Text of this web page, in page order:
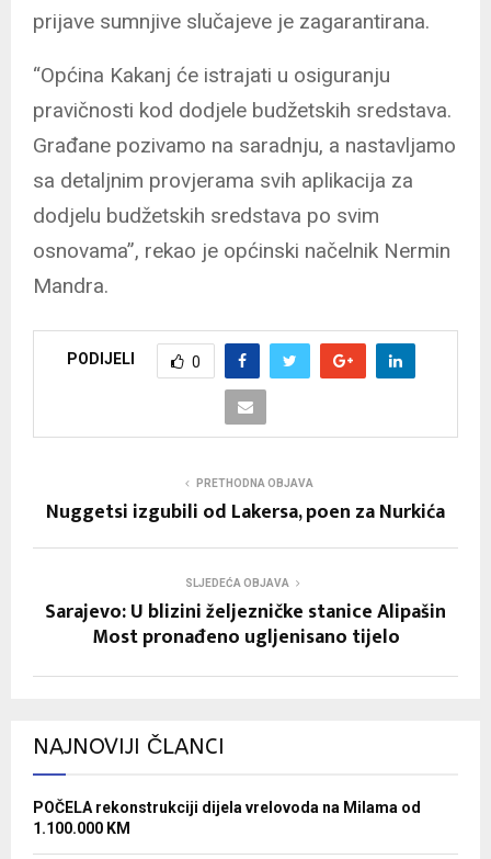
prijave sumnjive slučajeve je zagarantirana.
“Općina Kakanj će istrajati u osiguranju
pravičnosti kod dodjele budžetskih sredstava.
Građane pozivamo na saradnju, a nastavljamo
sa detaljnim provjerama svih aplikacija za
dodjelu budžetskih sredstava po svim
osnovama”, rekao je općinski načelnik Nermin
Mandra.
PODIJELI 0
PRETHODNA OBJAVA
Nuggetsi izgubili od Lakersa, poen za Nurkića
SLJEDEĆA OBJAVA
Sarajevo: U blizini željezničke stanice Alipašin
Most pronađeno ugljenisano tijelo
NAJNOVIJI ČLANCI
POČELA rekonstrukciji dijela vrelovoda na Milama od
1.100.000 KM